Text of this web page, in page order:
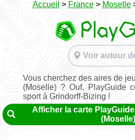
Accueil > France> Moselle
Voir autour
Vous cherchez des aires de
(Moselle) ? Ouf, PlayGuide
sport à Grindorff-Bizing !
Afficher la carte
(Moselle)